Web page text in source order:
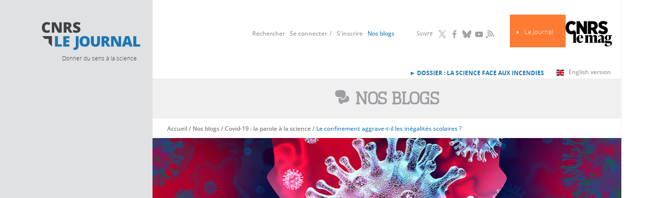
Donner du sens à la science
Le Journal
Suivre RSS
Rechercher Se connecter S'inscrire Nos blogs
English version
► DOSSIER : LA SCIENCE FACE AUX INCENDIES
NOS BLOGS
Vous êtes ici
Accueil/ Nos blogs/Covid-19 : la parole à la science/ Le confinement aggrave-t-il les inégalités scolaires ?